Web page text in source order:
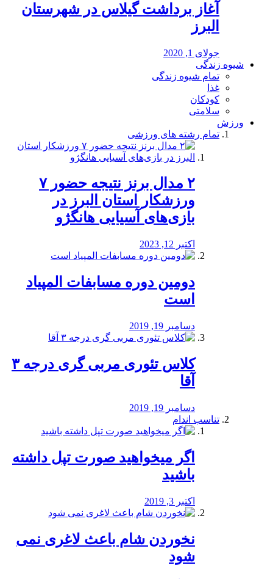
آغاز برداشت گیلاس در شهرستان
البرز
جولای 1, 2020
شیوه زندگی
تمام شیوه زندگی
غذا
کودکان
سلامتی
ورزش
تمام رشته های ورزشی
۲ مدال برنز نتیجه حضور ۷
ورزشکار استان البرز در
بازی‌های آسیایی هانگژو
اکتبر 12, 2023
دومین دوره مسابفات المپیاد
است
دسامبر 19, 2019
کلاس تئوری مربی گری درجه ۳
آقا
دسامبر 19, 2019
تناسب اندام
اگر میخواهید صورت تپل داشته
باشید
اکتبر 3, 2019
نخوردن شام باعث لاغری نمی
‌شود